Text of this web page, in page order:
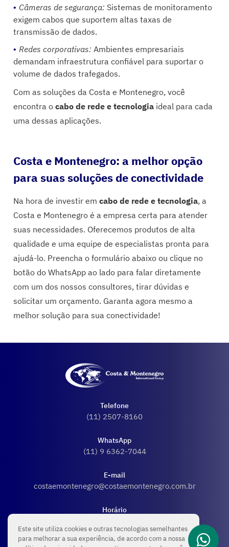
Câmeras de segurança: Sistemas de monitoramento
exigem cabos que suportem altas taxas de
transmissão de dados.
Redes corporativas: Ambientes empresariais
demandam infraestrutura confiável para suportar o
volume de dados trafegados.
Com as soluções da Costa e Montenegro, você
encontra o cabo de rede e tecnologia ideal para cada
uma dessas aplicações.
Costa e Montenegro: a melhor opção
para suas soluções de conectividade
Na hora de investir em cabo de rede e tecnologia, a
Costa e Montenegro é a empresa certa para atender
suas necessidades. Oferecemos produtos de alta
qualidade e uma equipe de especialistas pronta para
ajudá-lo. Preencha o formulário abaixo ou clique no
botão do WhatsApp ao lado para falar diretamente
com um dos nossos consultores, tirar dúvidas e
solicitar um orçamento. Garanta agora mesmo a
melhor solução para sua conectividade!
Telefone
(11) 2507-8160
WhatsApp
(11) 9 6362-7044
E-mail
costaemontenegro@costaemontenegro.com.br
Horário
Este site utiliza cookies e outras tecnologias semelhantes
para melhorar a sua experiência, de acordo com a nossa